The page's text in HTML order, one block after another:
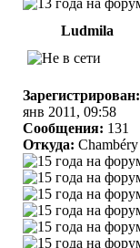
Ludmila
Зарегистрирован:
янв 2011, 09:58
Сообщения: 131
Откуда: Chambéry